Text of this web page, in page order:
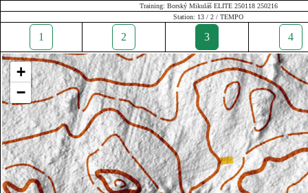
Training: Borský Mikuláš ELITE 250118 250216
Station: 13 / 2 / TEMPO
1 2 3 4
+
−